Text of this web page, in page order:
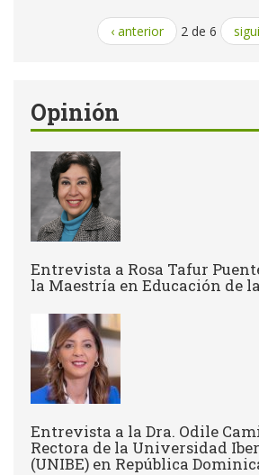
‹ anterior 2 de 6
Opinión
Entrevista a Rosa Tafur
la Maestría en Educación de
Entrevista a la Dra. Odile
Rectora de la Universidad
(UNIBE) en República